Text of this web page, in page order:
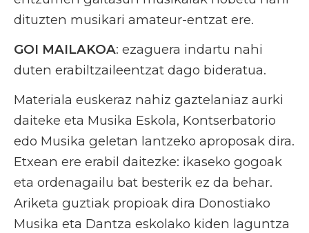
dituzten musikari amateur-entzat ere.
GOI MAILAKOA: ezaguera indartu nahi
duten erabiltzaileentzat dago bideratua.
Materiala euskeraz nahiz gaztelaniaz aurki
daiteke eta Musika Eskola, Kontserbatorio
edo Musika geletan lantzeko aproposak dira.
Etxean ere erabil daitezke: ikaseko gogoak
eta ordenagailu bat besterik ez da behar.
Ariketa guztiak propioak dira Donostiako
Musika eta Dantza eskolako kiden laguntza